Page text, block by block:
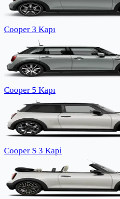
Cooper 3 Kapı
Cooper 5 Kapı
Cooper S 3 Kapi